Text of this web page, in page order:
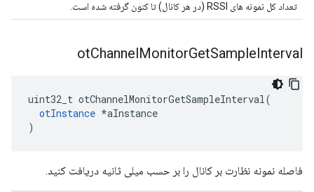
تعداد کل نمونه های RSSI (در هر کانال) تا کنون گرفته شده است.
otChannelMonitorGetSampleInterval
uint32_t otChannelMonitorGetSampleInterval(
otInstance *aInstance
)
فاصله نمونه نظارت بر کانال را بر حسب میلی ثانیه دریافت کنید.